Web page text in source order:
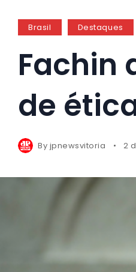
Brasil Destaques
Fachin
de
By jpnewsvitoria 2